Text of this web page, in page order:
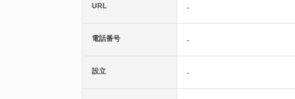
URL -
電話番号 -
設立 -